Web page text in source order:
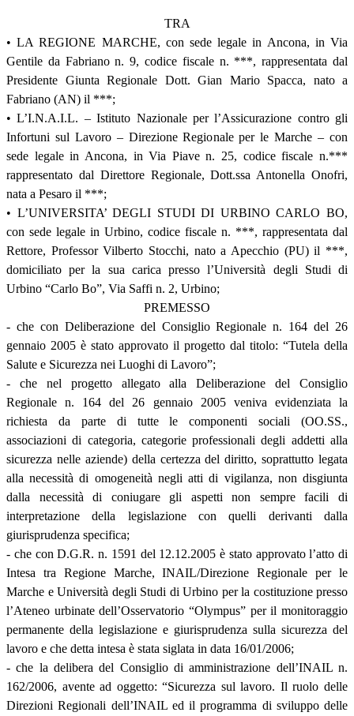
TRA
• LA REGIONE MARCHE, con sede legale in Ancona, in Via
Gentile da Fabriano n. 9, codice fiscale n. ***, rappresentata dal
Presidente Giunta Regionale Dott. Gian Mario Spacca, nato a
Fabriano (AN) il ***;
• L’I.N.A.I.L. – Istituto Nazionale per l’Assicurazione contro gli
Infortuni sul Lavoro – Direzione Regionale per le Marche – con
sede legale in Ancona, in Via Piave n. 25, codice fiscale n.***
rappresentato dal Direttore Regionale, Dott.ssa Antonella Onofri,
nata a Pesaro il ***;
• L’UNIVERSITA’ DEGLI STUDI DI URBINO CARLO BO,
con sede legale in Urbino, codice fiscale n. ***, rappresentata dal
Rettore, Professor Vilberto Stocchi, nato a Apecchio (PU) il ***,
domiciliato per la sua carica presso l’Università degli Studi di
Urbino “Carlo Bo”, Via Saffi n. 2, Urbino;
PREMESSO
- che con Deliberazione del Consiglio Regionale n. 164 del 26
gennaio 2005 è stato approvato il progetto dal titolo: “Tutela della
Salute e Sicurezza nei Luoghi di Lavoro”;
- che nel progetto allegato alla Deliberazione del Consiglio
Regionale n. 164 del 26 gennaio 2005 veniva evidenziata la
richiesta da parte di tutte le componenti sociali (OO.SS.,
associazioni di categoria, categorie professionali degli addetti alla
sicurezza nelle aziende) della certezza del diritto, soprattutto legata
alla necessità di omogeneità negli atti di vigilanza, non disgiunta
dalla necessità di coniugare gli aspetti non sempre facili di
interpretazione della legislazione con quelli derivanti dalla
giurisprudenza specifica;
- che con D.G.R. n. 1591 del 12.12.2005 è stato approvato l’atto di
Intesa tra Regione Marche, INAIL/Direzione Regionale per le
Marche e Università degli Studi di Urbino per la costituzione presso
l’Ateneo urbinate dell’Osservatorio “Olympus” per il monitoraggio
permanente della legislazione e giurisprudenza sulla sicurezza del
lavoro e che detta intesa è stata siglata in data 16/01/2006;
- che la delibera del Consiglio di amministrazione dell’INAIL n.
162/2006, avente ad oggetto: “Sicurezza sul lavoro. Il ruolo delle
Direzioni Regionali dell’INAIL ed il programma di sviluppo delle